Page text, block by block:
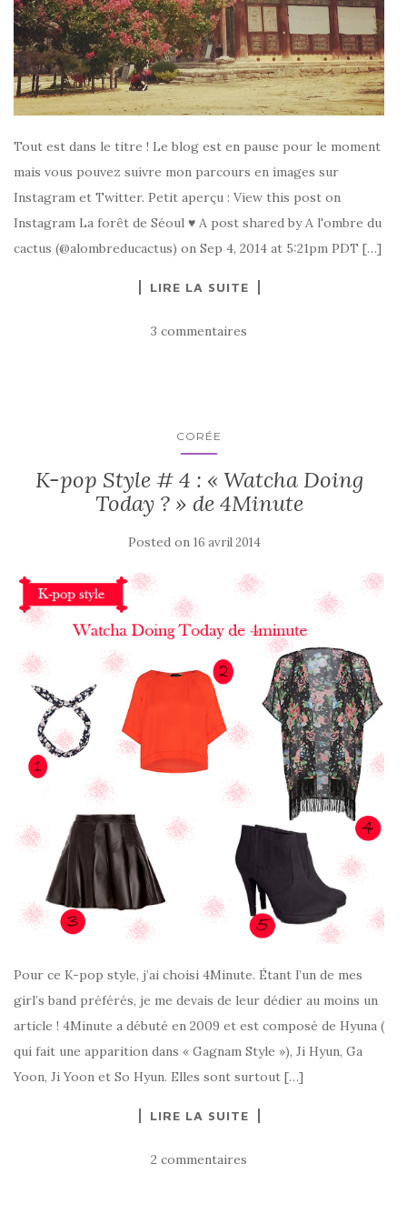
Tout est dans le titre ! Le blog est en pause pour le moment
mais vous pouvez suivre mon parcours en images sur
Instagram et Twitter. Petit aperçu : View this post on
Instagram La forêt de Séoul ♥ A post shared by A l'ombre du
cactus (@alombreducactus) on Sep 4, 2014 at 5:21pm PDT […]
LIRE LA SUITE
3 commentaires
CORÉE
K-pop Style # 4 : « Watcha Doing
Today ? » de 4Minute
Posted on 16 avril 2014
Pour ce K-pop style, j’ai choisi 4Minute. Étant l’un de mes
girl’s band préférés, je me devais de leur dédier au moins un
article ! 4Minute a débuté en 2009 et est composé de Hyuna (
qui fait une apparition dans « Gagnam Style »), Ji Hyun, Ga
Yoon, Ji Yoon et So Hyun. Elles sont surtout […]
LIRE LA SUITE
2 commentaires